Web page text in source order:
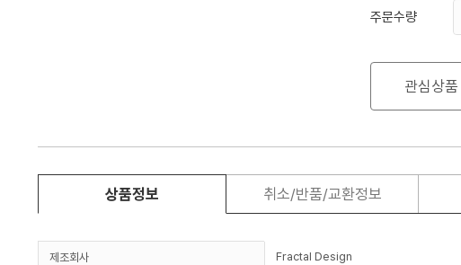
주문수량
관심상품
상품정보 취소/반품/교환정보
제조회사 Fractal Design